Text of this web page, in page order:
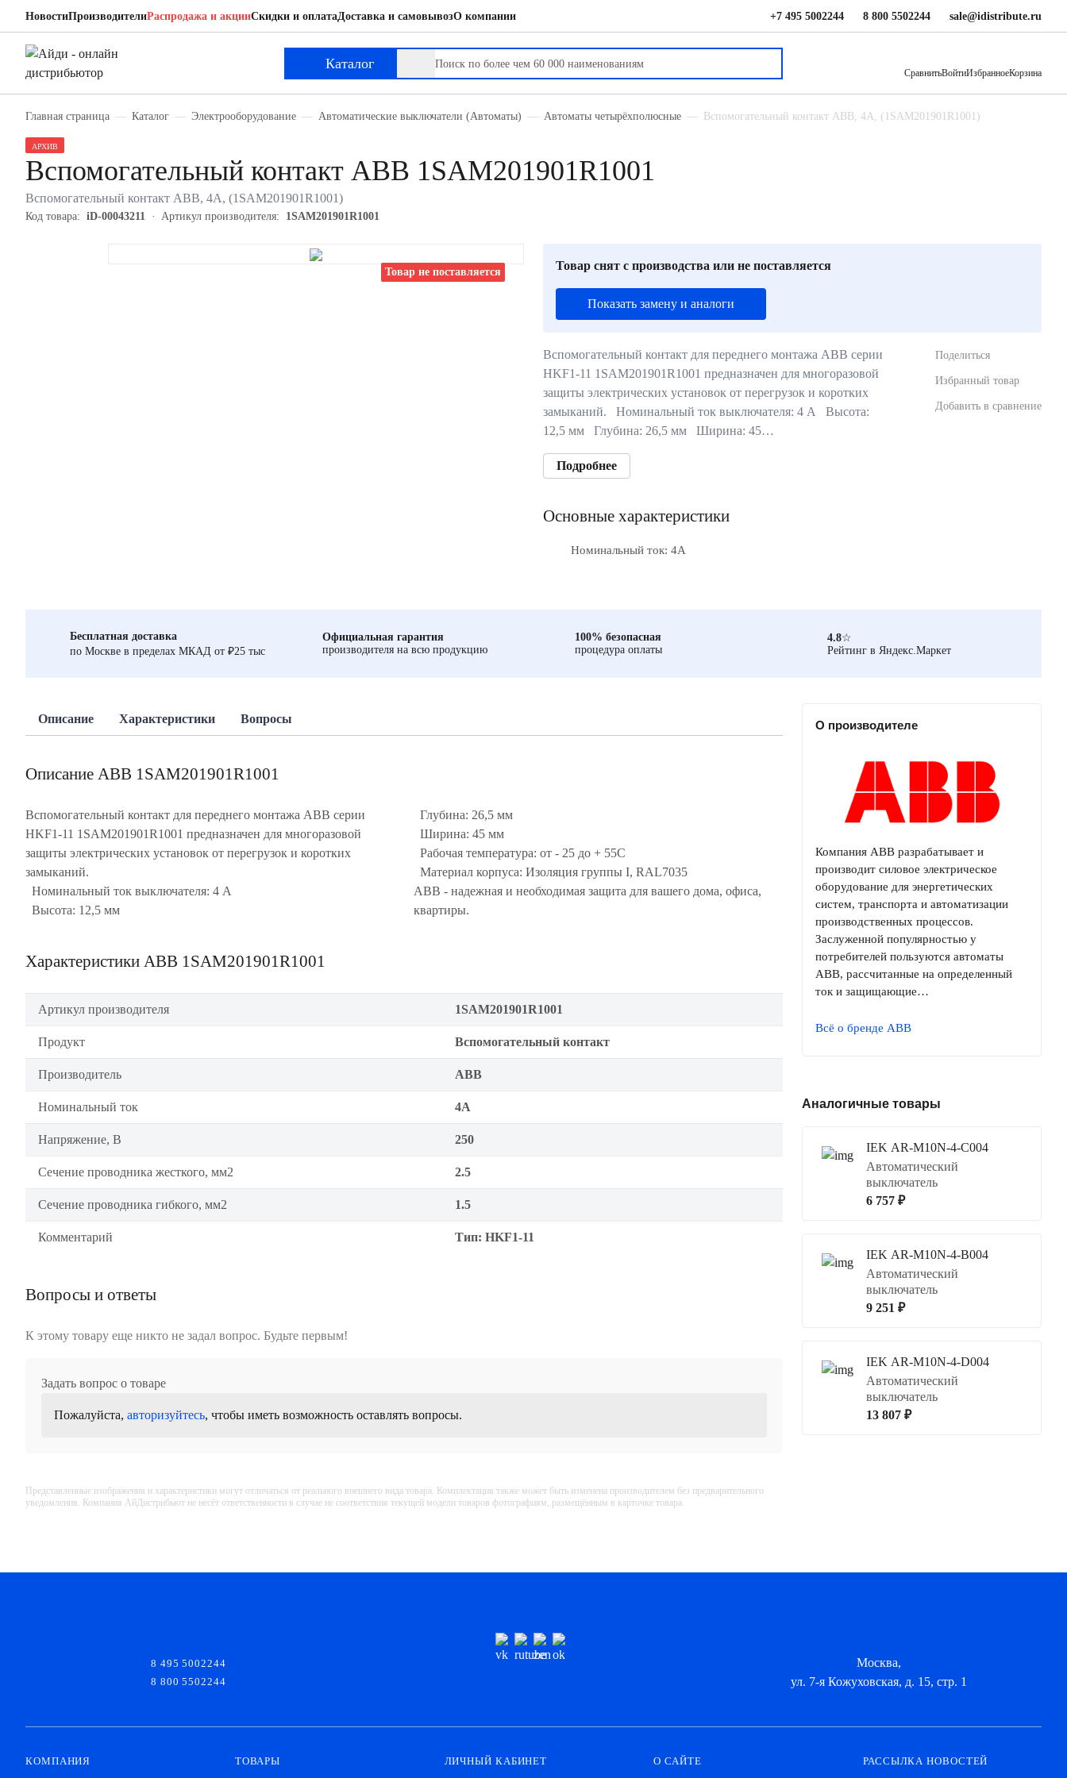
НовостиПроизводителиРаспродажа и акцииСкидки и оплатаДоставка и самовывозО компании +7 495 5002244 8 800 5502244 sale@idistribute.ru
Каталог
СравнитьВойтиИзбранноеКорзина
Главная страница Каталог Электрооборудование Автоматические выключатели (Автоматы) Автоматы четырёхполюсные Вспомогательный контакт ABB, 4А, (1SAM201901R1001)
Товар не поставляется
АРХИВ
Вспомогательный контакт ABB 1SAM201901R1001
Вспомогательный контакт ABB, 4А, (1SAM201901R1001)
Код товара: iD-00043211 Артикул производителя: 1SAM201901R1001
Товар снят с производства или не поставляется
Показать замену и аналоги
Вспомогательный контакт для переднего монтажа ABB серии
HKF1-11 1SAM201901R1001 предназначен для многоразовой
защиты электрических установок от перегрузок и коротких
замыканий. Номинальный ток выключателя: 4 А Высота:
12,5 мм Глубина: 26,5 мм Ширина: 45…
Подробнее
Поделиться
Избранный товар
Добавить в сравнение
Основные характеристики
Номинальный ток: 4А
Бесплатная доставка
по Москве в пределах МКАД от ₽25 тыс
Официальная гарантия
производителя на всю продукцию
100% безопасная
процедура оплаты
4.8☆
Рейтинг в Яндекс.Маркет
Описание Характеристики Вопросы
Описание ABB 1SAM201901R1001
Вспомогательный контакт для переднего монтажа ABB серии
HKF1-11 1SAM201901R1001 предназначен для многоразовой
защиты электрических установок от перегрузок и коротких
замыканий.
Номинальный ток выключателя: 4 А
Высота: 12,5 мм
Глубина: 26,5 мм
Ширина: 45 мм
Рабочая температура: от - 25 до + 55С
Материал корпуса: Изоляция группы I, RAL7035
ABB - надежная и необходимая защита для вашего дома, офиса,
квартиры.
Характеристики ABB 1SAM201901R1001
Артикул производителя 1SAM201901R1001
Продукт Вспомогательный контакт
Производитель ABB
Номинальный ток 4А
Напряжение, В 250
Сечение проводника жесткого, мм2 2.5
Сечение проводника гибкого, мм2 1.5
Комментарий Тип: HKF1-11
Вопросы и ответы
К этому товару еще никто не задал вопрос. Будьте первым!
Задать вопрос о товаре
Пожалуйста, авторизуйтесь, чтобы иметь возможность оставлять вопросы.
Представленные изображения и характеристики могут отличаться от реального внешнего вида товара. Комплектация также может быть изменена производителем без предварительного
уведомления. Компания АйДистрибьют не несёт ответственности в случае не соответствия текущей модели товаров фотографиям, размещённым в карточке товара.
О производителе
Компания ABB разрабатывает и
производит силовое электрическое
оборудование для энергетических
систем, транспорта и автоматизации
производственных процессов.
Заслуженной популярностью у
потребителей пользуются автоматы
ABB, рассчитанные на определенный
ток и защищающие…
Всё о бренде ABB
Аналогичные товары
IEK AR-M10N-4-C004
Автоматический
выключатель
6 757 ₽
IEK AR-M10N-4-B004
Автоматический
выключатель
9 251 ₽
IEK AR-M10N-4-D004
Автоматический
выключатель
13 807 ₽
ABB 1SAM201901R1001
Вспомогательный контакт
8 495 5002244
8 800 5502244
Москва,
ул. 7-я Кожуховская, д. 15, стр. 1
КОМПАНИЯ ТОВАРЫ ЛИЧНЫЙ КАБИНЕТ О САЙТЕ РАССЫЛКА НОВОСТЕЙ